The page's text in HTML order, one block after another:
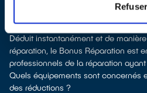
Refuser
Comment bénéficier du Bonus
Cormier ?
Déduit instantanément et de
réparation, le Bonus Réparation est
professionnels de la réparation
Quels équipements sont concernés
des réductions ?